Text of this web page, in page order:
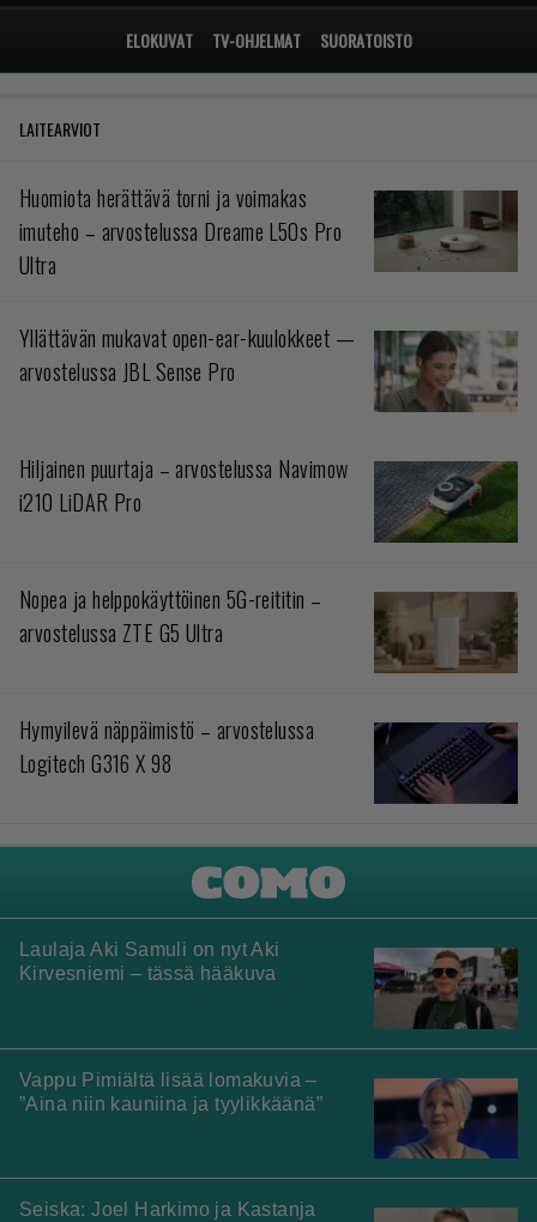
ELOKUVAT TV-OHJELMAT SUORATOISTO
LAITEARVIOT
Huomiota herättävä torni ja voimakas
imuteho – arvostelussa Dreame L50s Pro
Ultra
Yllättävän mukavat open-ear-kuulokkeet —
arvostelussa JBL Sense Pro
Hiljainen puurtaja – arvostelussa Navimow
i210 LiDAR Pro
Nopea ja helppokäyttöinen 5G-reititin –
arvostelussa ZTE G5 Ultra
Hymyilevä näppäimistö – arvostelussa
Logitech G316 X 98
Laulaja Aki Samuli on nyt Aki
Kirvesniemi – tässä hääkuva
Vappu Pimiältä lisää lomakuvia –
”Aina niin kauniina ja tyylikkäänä”
Seiska: Joel Harkimo ja Kastanja